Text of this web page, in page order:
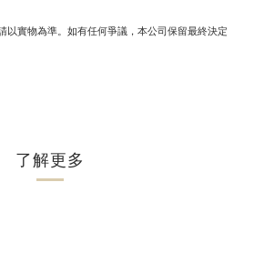
以實物為準。如有任何爭議，本公司保留最終決定
了解更多